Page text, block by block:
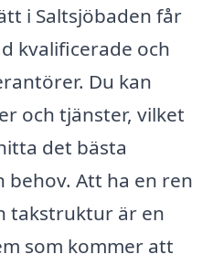
i Saltsjöbaden får
kvalificerade och
Du kan
och tjänster, vilket
det bästa
Att ha en ren
takstruktur är en
som kommer att